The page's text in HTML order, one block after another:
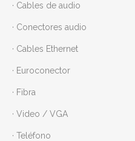
· Cables de audio
· Conectores audio
· Cables Ethernet
· Euroconector
· Fibra
· Video / VGA
· Teléfono